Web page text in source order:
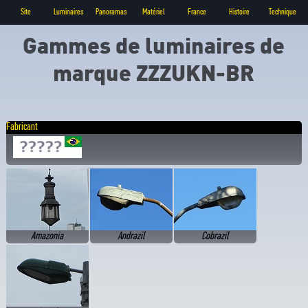
Site Luminaires Panoramas Matériel France Histoire Technique
Gammes de luminaires de
marque ZZZUKN-BR
Fabricant
Amazonia Andrazil Cobrazil